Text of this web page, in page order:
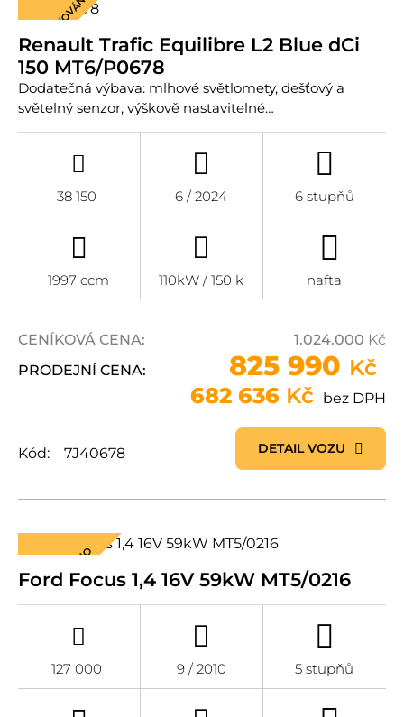
REZERVOVÁNO
Renault Trafic Equilibre L2 Blue dCi
150 MT6/P0678
Dodatečná výbava: mlhové světlomety, dešťový a
světelný senzor, výškově nastavitelné…
38 150 6 / 2024 6 stupňů
1997 ccm 110kW / 150 k nafta
CENÍKOVÁ CENA: 1.024.000 Kč
PRODEJNÍ CENA:
825 990 Kč
682 636 Kč bez DPH
Kód: 7J40678 DETAIL VOZU
REZERVOVÁNO
Ford Focus 1,4 16V 59kW MT5/0216
127 000 9 / 2010 5 stupňů